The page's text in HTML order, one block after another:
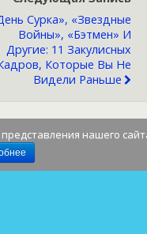
Сурка», «Звездные
Войны», «Бэтмен» И
Другие: 11 Закулисных
Которые Вы Не
Видели Раньше
нашего